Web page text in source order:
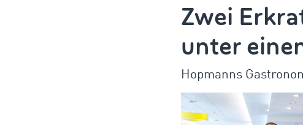
Zwei
unter
Hopmanns